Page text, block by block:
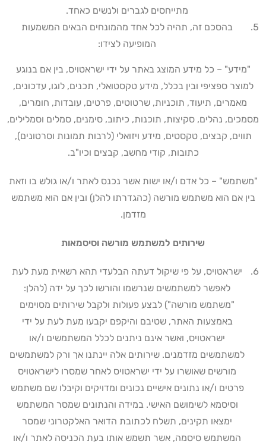
מתייחסים לגברים ולנשים כאחד.
בהסכם זה, תהיה לכל אחד מהמונחים הבאים המשמעות
המופיעה לצידו:
"מידע" – כל מידע המוצג באתר על ידי ישראטויס, בין אם בנוגע
למוצר ספציפי ובין בכלל, מידע טקסטואלי, תכנים, לוגו, עדכונים,
מאמרים, תיעוד, תוכניות, שרטוטים, פרטים, עובדות, חומרים,
מסמכים, נהלים, סקיצות, תוכנות, כיתוב, סימנים, סמלים וסמלילים,
תווים, קבצים, טקסטים, מידע ויזואלי (לרבות תמונות וסרטונים),
כתובות, קודי מחשב, קבצים וכיו"ב.
"משתמש" – כל אדם ו/או ישות אשר נכנס לאתר ו/או גולש בו וזאת
בין אם הוא משתמש מורשה (כהגדרתו להלן) ובין אם הוא משתמש
מזדמן.
שירותים למשתמש מורשה וסיסמאות
ישראטויס, על פי שיקול דעתה הבלעדי תהא רשאית מעת לעת
לאפשר למשתמשים שנרשמו והורשו לכך על ידה (להלן:
"משתמש מורשה") לבצע פעולות ולקבל שירותים מסוימים
באמצעות האתר, שטיבם והיקפם יקבעו מעת לעת על ידי
ישראטויס, ואשר אינם ניתנים לכלל המשתמשים ו/או
למשתמשים מזדמנים. שירותים אלה יינתנו אך ורק למשתמשים
מורשים שאושרו על ידי ישראטויס לאחר שמסרו לישראטויס
פרטים ו/או נתונים אישיים נכונים ומדויקים וקיבלו שם משתמש
וסיסמא לשימושם האישי. במידה והנתונים שמסר המשתמש
ימצאו תקינים, תשלח לכתובת הדואר האלקטרוני שמסר
המשתמש סיסמה, אשר תשמש אותו בעת הכניסה לאתר ו/או